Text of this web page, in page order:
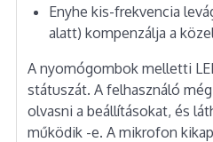
Enyhe kis-frekvencia
alatt) kompenzálja a
A nyomógombok melletti
státuszát. A felhasználó
olvasni a beállításokat, és
működik -e. A mikrofon